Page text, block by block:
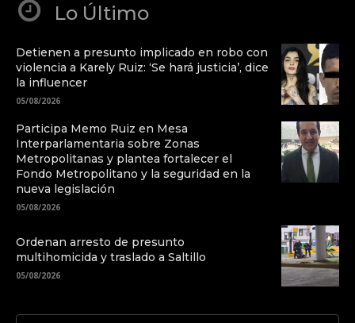
Lo Último
Detienen a presunto implicado en robo con
violencia a Karely Ruiz: ‘Se hará justicia’, dice
la influencer
05/08/2026
Participa Memo Ruiz en Mesa
Interparlamentaria sobre Zonas
Metropolitanas y plantea fortalecer el
Fondo Metropolitano y la seguridad en la
nueva legislación
05/08/2026
Ordenan arresto de presunto
multihomicida y traslado a Saltillo
05/08/2026